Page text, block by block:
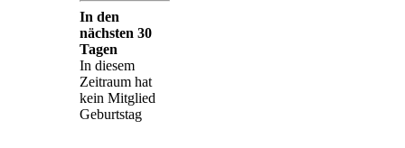
In den
nächsten 30
Tagen
In diesem
Zeitraum hat
kein Mitglied
Geburtstag